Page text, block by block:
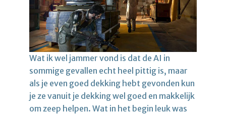
Wat ik wel jammer vond is dat de AI in
sommige gevallen echt heel pittig is, maar
als je even goed dekking hebt gevonden kun
je ze vanuit je dekking wel goed en makkelijk
om zeep helpen. Wat in het begin leuk was